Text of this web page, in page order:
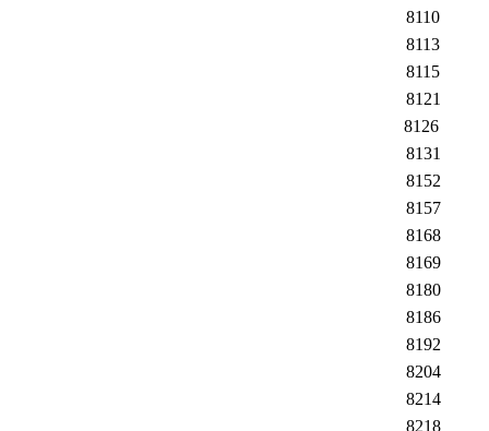
8110
8113
8115
8121
8126
8131
8152
8157
8168
8169
8180
8186
8192
8204
8214
8218